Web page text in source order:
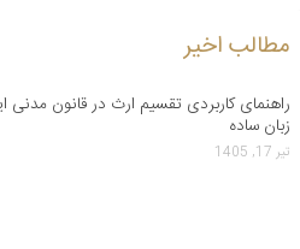
مطالب اخیر
راهنمای کاربردی تقسیم ارث در قانون مدنی
زبان ساده
تیر 17, 1405